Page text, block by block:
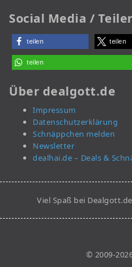
Social Media /
teilen teilen
teilen
Über dealgott.de
Impressum
Datenschutzerklärung
Schnäppchen melden
Newsletter
dealhai.de – Deals &
Viel Spaß bei
© 2009-